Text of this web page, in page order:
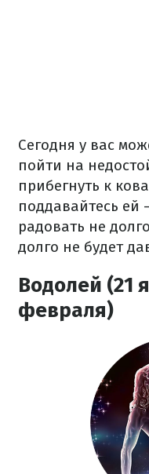
Сегодня у вас
пойти на
прибегнуть к
поддавайтесь ей
радовать не
долго не будет
Водолей (21
февраля)